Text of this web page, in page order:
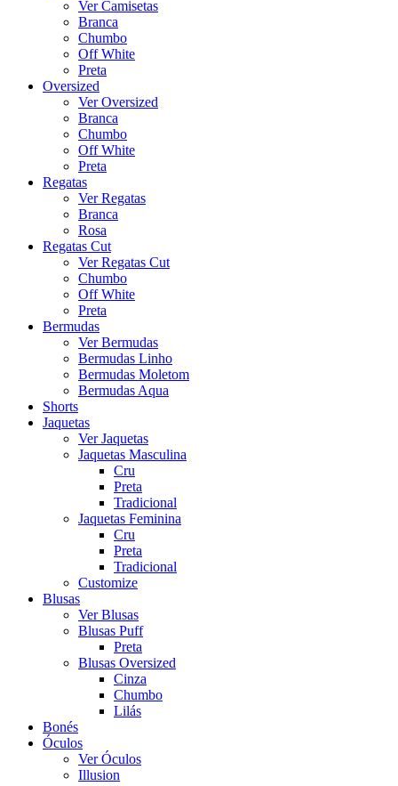
Ver Camisetas
Branca
Chumbo
Off White
Preta
Oversized
Ver Oversized
Branca
Chumbo
Off White
Preta
Regatas
Ver Regatas
Branca
Rosa
Regatas Cut
Ver Regatas Cut
Chumbo
Off White
Preta
Bermudas
Ver Bermudas
Bermudas Linho
Bermudas Moletom
Bermudas Aqua
Shorts
Jaquetas
Ver Jaquetas
Jaquetas Masculina
Cru
Preta
Tradicional
Jaquetas Feminina
Cru
Preta
Tradicional
Customize
Blusas
Ver Blusas
Blusas Puff
Preta
Blusas Oversized
Cinza
Chumbo
Lilás
Bonés
Óculos
Ver Óculos
Illusion